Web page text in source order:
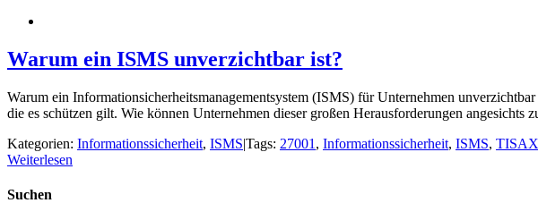
Warum ein ISMS unverzichtbar ist?
Warum ein Informationsicherheitsmanagementsystem (ISMS) für Unternehmen
die es schützen gilt. Wie können Unternehmen dieser großen Herausforderungen angesichts
Kategorien: Informationssicherheit, ISMS|Tags: 27001 , Informationssicherheit, ISMS, TISAX
Weiterlesen
Suchen